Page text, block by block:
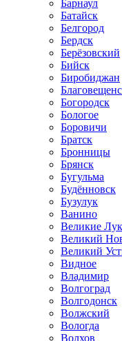
Барнаул
Батайск
Белгород
Бердск
Берёзовский
Бийск
Биробиджан
Богородск
Бологое
Боровичи
Братск
Бронницы
Брянск
Бугульма
Будённовск
Бузулук
Ванино
Великие
Великий
Великий
Видное
Владимир
Волгоград
Волгодонск
Волжский
Вологда
Волхов